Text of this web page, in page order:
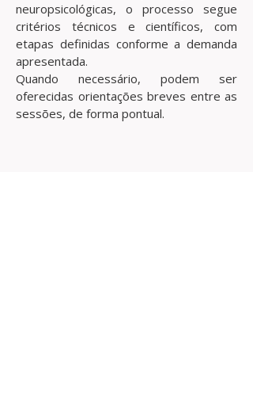
neuropsicológicas, o processo segue
critérios técnicos e científicos, com
etapas definidas conforme a demanda
apresentada.
Quando necessário, podem ser
oferecidas orientações breves entre as
sessões, de forma pontual.